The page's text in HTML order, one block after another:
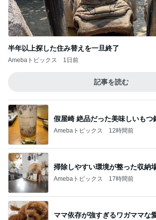
半年以上探した住み替えを一旦終了
Amebaトピックス 1日前
記事を読む
假屋崎 絶品だった美味しいもつ
Amebaトピックス 12時間前
掃除しやすい環境が整った収納
Amebaトピックス 17時間前
ママ依存が強すぎるワガママな